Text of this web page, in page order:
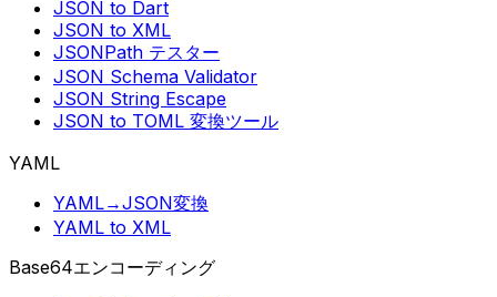
JSON to Dart
JSON to XML
JSONPath テスター
JSON Schema Validator
JSON String Escape
JSON to TOML 変換ツール
YAML
YAML→JSON変換
YAML to XML
Base64エンコーディング